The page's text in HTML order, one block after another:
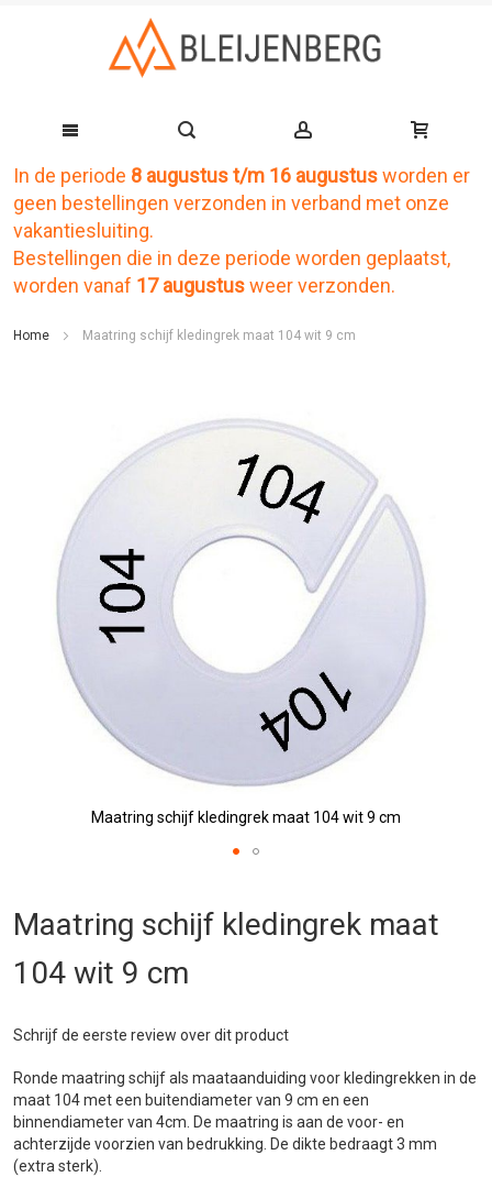
Ga
naar
de
inhoud
In de periode 8 augustus t/m 16 augustusworden er
geen bestellingen verzonden in verband met onze
vakantiesluiting.
Bestellingen die in deze periode worden geplaatst,
worden vanaf 17 augustusweer verzonden.
Home Maatring schijf kledingrek maat 104 wit 9 cm
afbeeldingen-
Maatring schijf kledingrek maat 104 wit 9 cm
het
van
de
gallerij
Maatring schijf kledingrek maat
104 wit 9 cm
Schrijf de eerste review over dit product
Ronde maatring schijf als maataanduiding voor kledingrekken in de
maat 104 met een buitendiameter van 9 cm en een
binnendiameter van 4cm. De maatring is aan de voor- en
achterzijde voorzien van bedrukking. De dikte bedraagt 3 mm
(extra sterk).